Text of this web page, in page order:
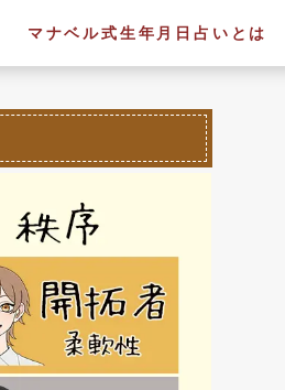
マナベル式生年月日占いとは